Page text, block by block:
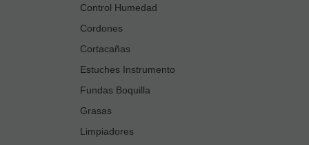
Control Humedad
Cordones
Cortacañas
Estuches Instrumento
Fundas Boquilla
Grasas
Limpiadores